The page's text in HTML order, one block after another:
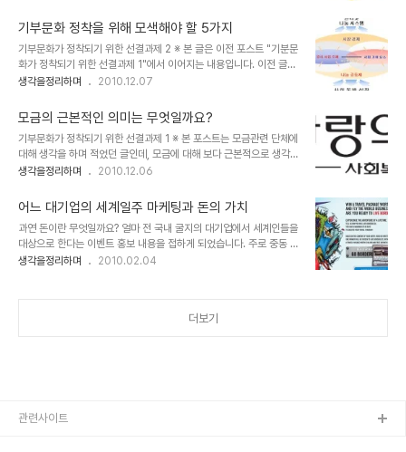
사회복지공동모금회 비리 꼼꼼히 들여다보..
의 문제가 불거짐에 따라 전체가 왜곡되어 호도되는 분위기와 이를 호
기삼아 경쟁?의식을 지닌 그리 다를 바 없는 모금단체들이 이번이 기
회라고 달려드는 것을 경계해야 한다는 점 입니다. 특히 종교의 기치를
내걸고 -또는 이를 교묘히 숨기며- 사회복지를 앞세워 선교활동에 매
진하거나 사욕을 채우는 모습은 정말이지 그것이야 말로 안될 일이라
사회복지공동모금회 비리 꼼꼼히 들여다보..
기부문화 정착을 위해 모색해야 할 5가지
기부문화가 정착되기 위한 선결과제 2 ※ 본 글은 이전 포스트 "기분문
화가 정착되기 위한 선결과제 1"에서 이어지는 내용입니다. 이전 글을
읽지 않으셨다면, 내용의 이해를 위하여 이전 포스트를 먼저 읽어보시
의 문제가 불거짐에 따라 전체가 왜곡되어 호도되는 분위기와 이를 호
기삼아 경쟁?의식을 지닌 그리 다를 바 없는 모금단체들이 이번이 기
회라고 달려드는 것을 경계해야 한다는 점 입니다. 특히 종교의 기치를
내걸고 -또는 이를 교묘히 숨기며- 사회복지를 앞세워 선교활동에 매
진하거나 사욕을 채우는 모습은 정말이지 그것이야 말로 안될 일이라
사회복지공동모금회 비리 꼼꼼히 들여..
생각을정리하며 2010.12.07
모금의 근본적인 의미는 무엇일까요?
기부문화가 정착되기 위한 선결과제 1 ※ 본 포스트는 모금관련 단체에
대해 생각을 하며 적었던 글인데, 모금에 대해 보다 근본적으로 생각해
보고자 하는 의미에서... 그리고 연말연시(그러나 저는 연말연시 모금
할 수 있는 모금 시기?에 맞추어 함께 생각할 수 있다면 좋겠다는 바램
에서 그 내용 일부를 수정, 재발행하는 글입니다. 제가 이글을 쓰며 우
려스러운 건 어느 특정 모금기관의 문제가 불거짐에 따라 전체가 왜곡
되어 호도되는 분위기와 이를 호기삼아 경쟁?의식을 지닌 그리 다를
바 없는 모금단체들이 이번이 기회라고 달려드는 것을 경계해야 한다
생각을정리하며 2010.12.06
어느 대기업의 세계일주 마케팅과 돈의 가치
과연 돈이란 무엇일까요? 얼마 전 국내 굴지의 대기업에서 세계인들을
대상으로 한다는 이벤트 홍보 내용을 접하게 되었습니다. 주로 중동 쪽
에 촛점이 맞춰진 듯 보였지만... 이벤트의 골자는, "80일간 세계 여행
일간 탑승 횟수에 관계없이 어디서든 자유롭게 비행기를 탈 수 있는...
생각을정리하며 2010.02.04
더보기
관련사이트